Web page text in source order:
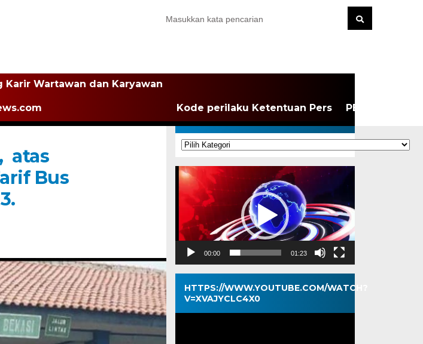
Karir Wartawan dan Karyawan
Kode perilaku Ketentuan Pers PEDOMAN
atas
Bus
KATEGORI
Kategori
Pemutar
Video
00:00 01:23
HTTPS://WWW.YOUTUBE.COM/WATCH?
V=XVAJYCLC4X0
Pemutar